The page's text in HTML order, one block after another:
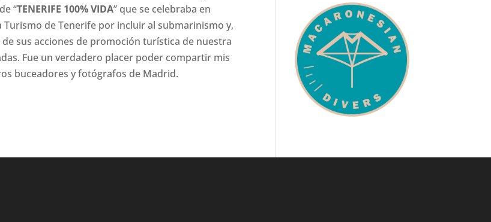
“TENERIFE 100% VIDA” que se celebraba en
Turismo de Tenerife por incluir al submarinismo y,
sus acciones de promoción turística de nuestra
Fue un verdadero placer poder compartir mis
buceadores y fotógrafos de Madrid.